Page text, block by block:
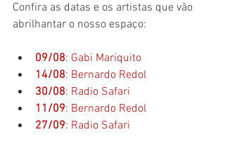
Confira as datas e os artistas que vão
abrilhantar o nosso espaço:
09/08: Gabi Mariquito
14/08: Bernardo Redol
30/08: Radio Safari
11/09: Bernardo Redol
27/09: Radio Safari